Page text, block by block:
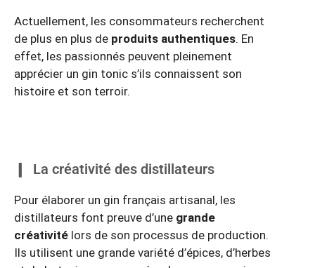
Actuellement, les consommateurs recherchent
de plus en plus de produits authentiques. En
effet, les passionnés peuvent pleinement
apprécier un gin tonic s’ils connaissent son
histoire et son terroir.
La créativité des distillateurs
Pour élaborer un gin français artisanal, les
distillateurs font preuve d’une grande
créativité lors de son processus de production.
Ils utilisent une grande variété d’épices, d’herbes